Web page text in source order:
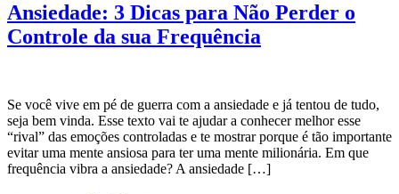
Ansiedade: 3 Dicas para Não Perder o
Controle da sua Frequência
Se você vive em pé de guerra com a ansiedade e já tentou de tudo,
seja bem vinda. Esse texto vai te ajudar a conhecer melhor esse
“rival” das emoções controladas e te mostrar porque é tão importante
evitar uma mente ansiosa para ter uma mente milionária. Em que
frequência vibra a ansiedade? A ansiedade […]